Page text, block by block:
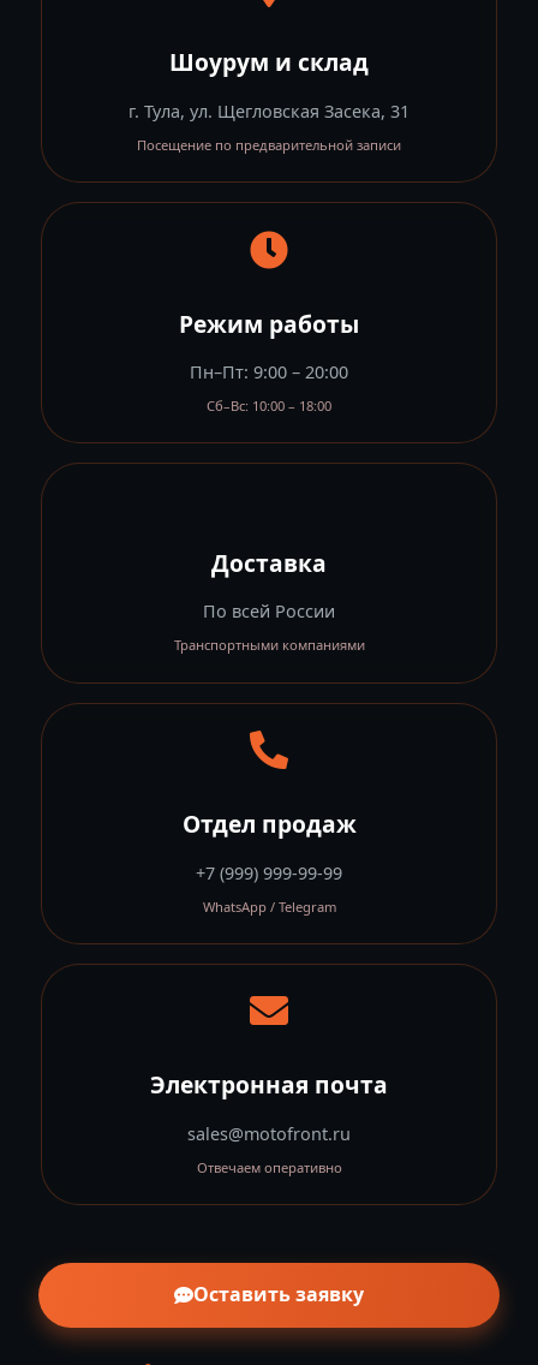
Шоурум и склад
г. Тула, ул. Щегловская Засека, 31
Посещение по предварительной записи
Режим работы
Пн–Пт: 9:00 – 20:00
Сб–Вс: 10:00 – 18:00
Доставка
По всей России
Транспортными компаниями
Отдел продаж
+7 (999) 999-99-99
WhatsApp / Telegram
Электронная почта
sales@motofront.ru
Отвечаем оперативно
Оставить заявку